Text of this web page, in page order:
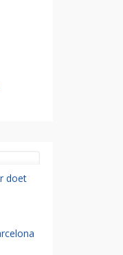
doet